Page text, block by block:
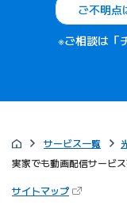
ご不明点
※ご相談は「
サービス一覧
実家でも動画配信サービ
サイトマップ（新しいタブ